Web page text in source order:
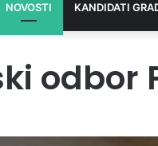
NOVOSTI KANDIDATI
odbor